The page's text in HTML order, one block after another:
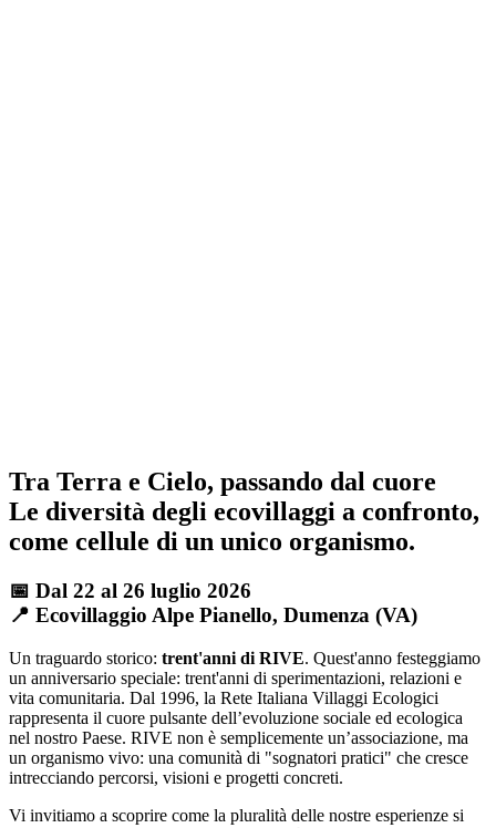
Tra Terra e Cielo, passando dal cuore
Le diversità degli ecovillaggi a confronto,
come cellule di un unico organismo.
📅 Dal 22 al 26 luglio 2026
📍 Ecovillaggio Alpe Pianello, Dumenza (VA)
Un traguardo storico: trent'anni di RIVE. Quest'anno festeggiamo
un anniversario speciale: trent'anni di sperimentazioni, relazioni e
vita comunitaria. Dal 1996, la Rete Italiana Villaggi Ecologici
rappresenta il cuore pulsante dell’evoluzione sociale ed ecologica
nel nostro Paese. RIVE non è semplicemente un’associazione, ma
un organismo vivo: una comunità di "sognatori pratici" che cresce
intrecciando percorsi, visioni e progetti concreti.
Vi invitiamo a scoprire come la pluralità delle nostre esperienze si